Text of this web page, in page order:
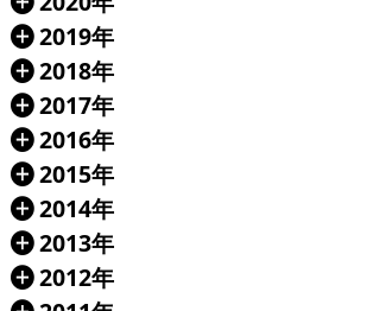
Á 2019年
Á 2018年
Á 2017年
Á 2016年
Á 2015年
Á 2014年
Á 2013年
Á 2012年